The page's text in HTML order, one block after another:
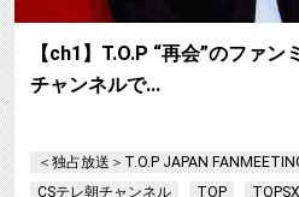
【ch1】T.O.P “再会”のファ
チャンネルで…
＜独占放送＞T.O.P JAPAN
CSテレ朝チャンネル
TOP TOPSX